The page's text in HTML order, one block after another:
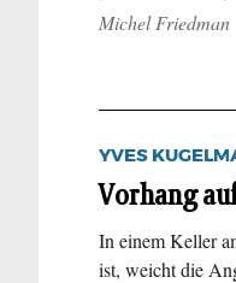
Michel Friedman
YVES
Vorhang
In einem Keller
ist, weicht die